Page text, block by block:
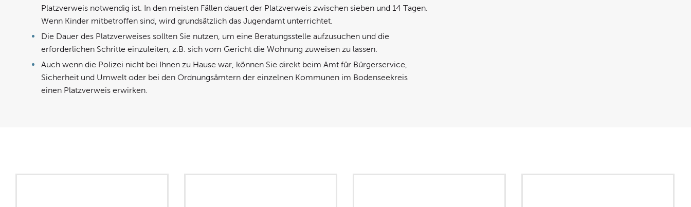
Platzverweis notwendig ist. In den meisten Fällen dauert der Platzverweis zwischen sieben und 14 Tagen.
Wenn Kinder mitbetroffen sind, wird grundsätzlich das Jugendamt unterrichtet.
Die Dauer des Platzverweises sollten Sie nutzen, um eine Beratungsstelle aufzusuchen und die
erforderlichen Schritte einzuleiten, z.B. sich vom Gericht die Wohnung zuweisen zu lassen.
Auch wenn die Polizei nicht bei Ihnen zu Hause war, können Sie direkt beim Amt für Bürgerservice,
Sicherheit und Umwelt oder bei den Ordnungsämtern der einzelnen Kommunen im Bodenseekreis
einen Platzverweis erwirken.